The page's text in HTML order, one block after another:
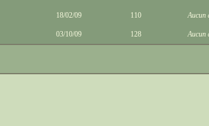
18/02/09 110 Aucun
03/10/09 128 Aucun